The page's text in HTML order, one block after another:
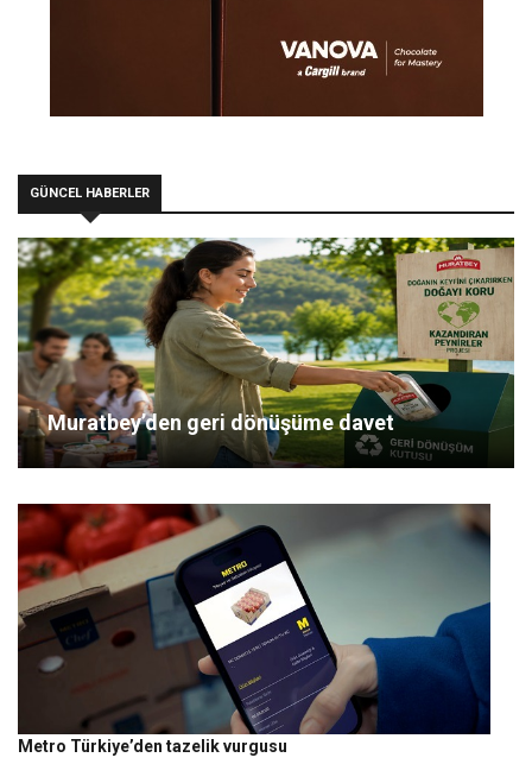
GÜNCEL HABERLER
Muratbey’den geri dönüşüme davet
Metro Türkiye’den tazelik vurgusu